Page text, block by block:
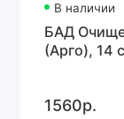
В наличии
БАД
(Арго), 14
1560р.